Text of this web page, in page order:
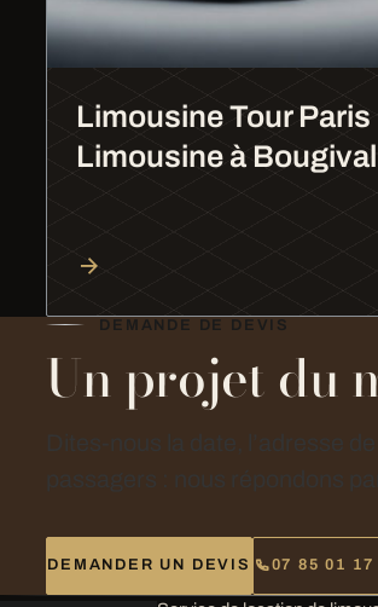
Limousine Tour Paris
Limousine à
DEMANDE DE DEVIS
Un projet du
DEMANDER UN DEVIS 07 85 01 17